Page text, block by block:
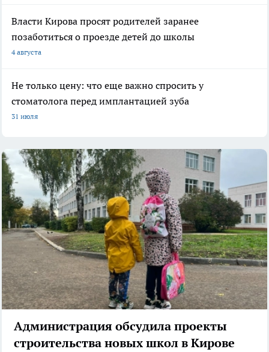
Власти Кирова просят родителей заранее
позаботиться о проезде детей до школы
4 августа
Не только цену: что еще важно спросить у
стоматолога перед имплантацией зуба
31 июля
Администрация обсудила проекты
строительства новых школ в Кирове